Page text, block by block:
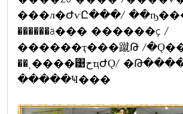
���л�ԺѵԸ���/
������ä��� ������ç /
������ҭ���蹴Թ /
��ͺ����͹حҵԺǪ/ �Թ�����-
�����Ҹ���